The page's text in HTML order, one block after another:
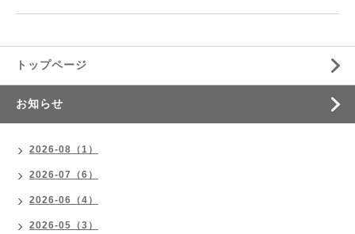
トップページ
お知らせ
2026-08（1）
2026-07（6）
2026-06（4）
2026-05（3）